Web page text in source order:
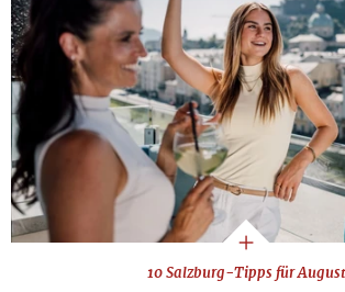
10 Salzburg-Tipps für August